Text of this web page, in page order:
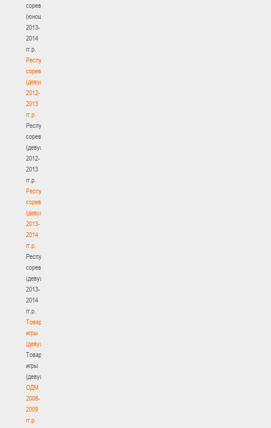
соревнования
(юноши)
2013-
2014
гг.р.
Республиканские
соревнования
(девушки)
2012-
2013
гг.р.
Республиканские
соревнования
(девушки)
2012-
2013
гг.р.
Республиканские
соревнования
(девушки)
2013-
2014
гг.р.
Республиканские
соревнования
(девушки)
2013-
2014
гг.р.
Товарищеские
игры
(девушки)
Товарищеские
игры
(девушки)
ОДМ
2008-
2009
гг.р.